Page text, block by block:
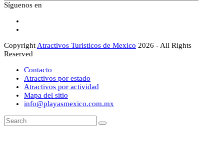
Síguenos en
CopyrightAtractivos Turisticos de Mexico 2026 - All Rights
Reserved
Contacto
Atractivos por estado
Atractivos por actividad
Mapa del sitio
info@playasmexico.com.mx
Back
To
Search
Submit